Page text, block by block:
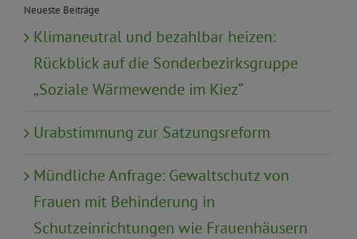
Neueste Beiträge
Klimaneutral und bezahlbar heizen:
Rückblick auf die Sonderbezirksgruppe
„Soziale Wärmewende im Kiez“
Urabstimmung zur Satzungsreform
Mündliche Anfrage: Gewaltschutz von
Frauen mit Behinderung in
Schutzeinrichtungen wie Frauenhäusern